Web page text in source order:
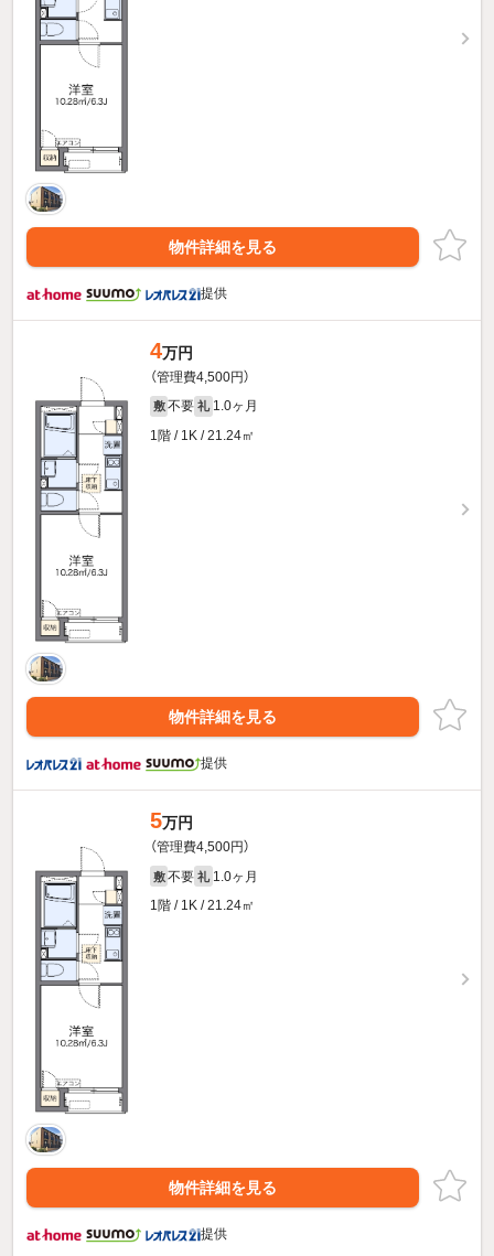
物件詳細を見る
提供
4万円
（管理費4,500円）
敷 不要 礼 1.0ヶ月
1階 / 1K / 21.24㎡
物件詳細を見る
提供
5万円
（管理費4,500円）
敷 不要 礼 1.0ヶ月
1階 / 1K / 21.24㎡
物件詳細を見る
提供